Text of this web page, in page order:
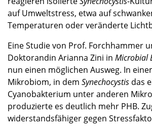
auf Umweltstress, etwa auf
Temperaturen oder veränderte
Eine Studie von Prof. Forchhammer
Doktorandin Arianna Zini in Microbial
nun einen möglichen Ausweg. In
Mikrobiom, in dem Synechocystis das
Cyanobakterium unter anderen
produzierte es deutlich mehr PHB.
widerstandsfähiger gegen